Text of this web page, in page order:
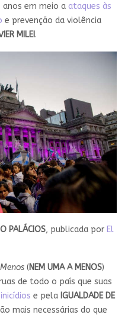
em meio aataques às
e prevenção da violência
MILEI .
PALÁCIOS, publicada por El
(NEM UMA A MENOS)
de todo o país que suas
e pelaIGUALDADE DE
mais necessárias do que